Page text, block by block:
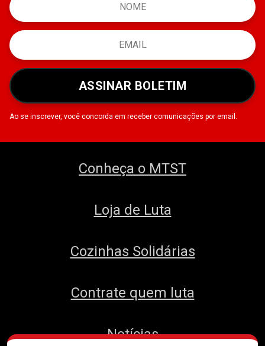
ASSINAR BOLETIM
Ao se inscrever, você concorda em receber comunicações por email.
Conheça o MTST
Loja de Luta
Cozinhas Solidárias
Contrate quem luta
Notícias